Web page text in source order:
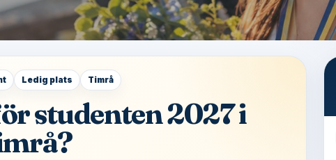
Ledig plats Timrå
studenten 2027 i